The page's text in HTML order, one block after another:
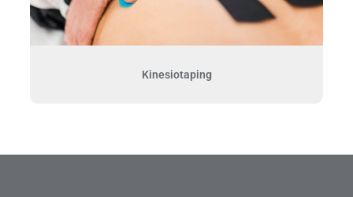
Kinesiotaping